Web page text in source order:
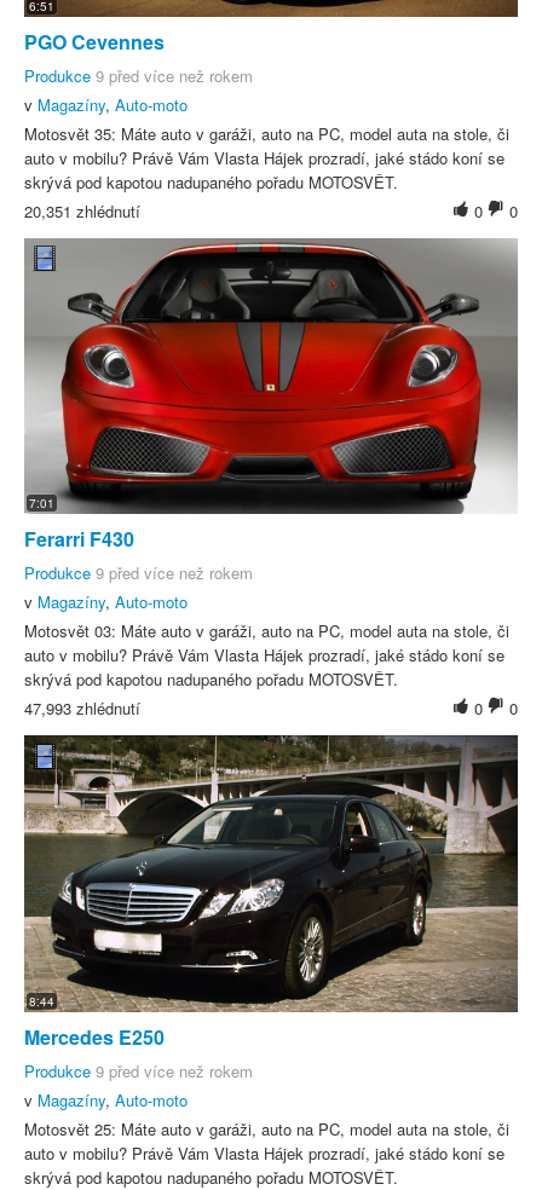
6:51
PGO Cevennes
Produkce 9 před více než rokem
v Magazíny, Auto-moto
Motosvět 35: Máte auto v garáži, auto na PC, model auta na stole, či
auto v mobilu? Právě Vám Vlasta Hájek prozradí, jaké stádo koní se
skrývá pod kapotou nadupaného pořadu MOTOSVĚT.
0
0
20,351 zhlédnutí
7:01
Ferarri F430
Produkce 9 před více než rokem
v Magazíny, Auto-moto
Motosvět 03: Máte auto v garáži, auto na PC, model auta na stole, či
auto v mobilu? Právě Vám Vlasta Hájek prozradí, jaké stádo koní se
skrývá pod kapotou nadupaného pořadu MOTOSVĚT.
0
0
47,993 zhlédnutí
8:44
Mercedes E250
Produkce 9 před více než rokem
v Magazíny, Auto-moto
Motosvět 25: Máte auto v garáži, auto na PC, model auta na stole, či
auto v mobilu? Právě Vám Vlasta Hájek prozradí, jaké stádo koní se
skrývá pod kapotou nadupaného pořadu MOTOSVĚT.